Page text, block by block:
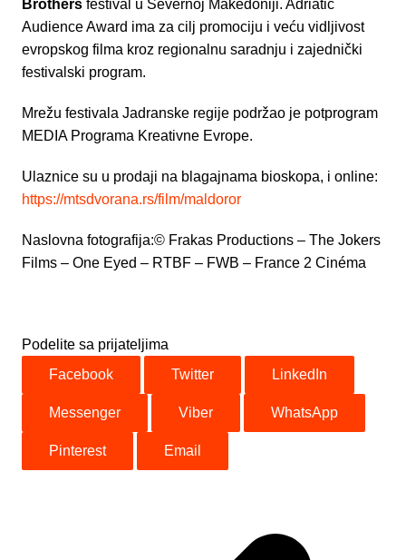
Brothersfestival u Severnoj Makedoniji. Adriatic
Audience Award ima za cilj promociju i veću vidljivost
evropskog filma kroz regionalnu saradnju i zajednički
festivalski program.
Mrežu festivala Jadranske regije podržao je potprogram
MEDIA Programa Kreativne Evrope.
Ulaznice su u prodaji na blagajnama bioskopa, i online:
https://mtsdvorana.rs/film/maldoror
Naslovna fotografija:© Frakas Productions – The Jokers
Films – One Eyed – RTBF – FWB – France 2 Cinéma
Podelite sa prijateljima
Facebook
Twitter LinkedIn
Messenger Viber WhatsApp
Pinterest Email